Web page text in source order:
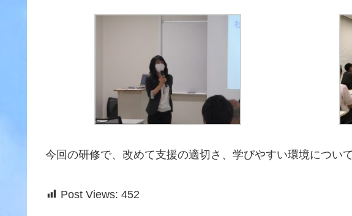
今回の研修で、改めて支援の適切さ、学びやすい環境につい
Post Views: 452